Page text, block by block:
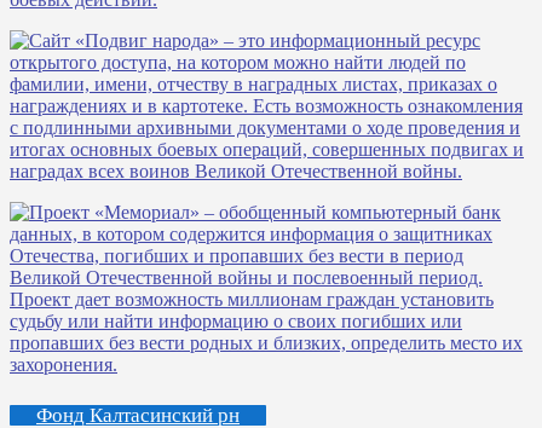
Фонд Калтасинский рн